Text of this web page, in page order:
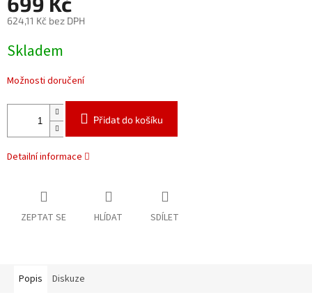
624,11 Kč bez DPH
cena:
Skladem
Možnosti doručení
Přidat do košíku
Detailní informace
ZEPTAT SE HLÍDAT SDÍLET
Popis Diskuze